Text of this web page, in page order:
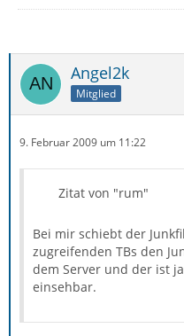
Angel2k
Mitglied
9. Februar 2009 um 11:22
Zitat von "rum"
Bei mir schiebt der
zugreifenden TBs den
dem Server und der ist
einsehbar.